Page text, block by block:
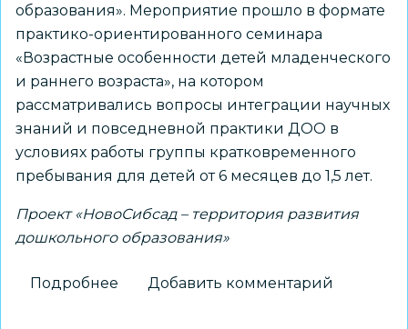
образования». Мероприятие прошло в формате
практико-ориентированного семинара
«Возрастные особенности детей младенческого
и раннего возраста», на котором
рассматривались вопросы интеграции научных
знаний и повседневной практики ДОО в
условиях работы группы кратковременного
пребывания для детей от 6 месяцев до 1,5 лет.
Проект «НовоСибсад – территория развития
дошкольного образования»
Подробнее Добавить комментарий